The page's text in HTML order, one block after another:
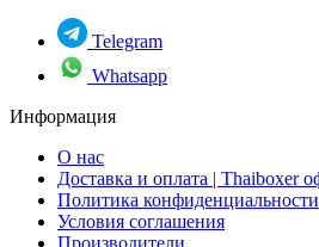
Telegram
Whatsapp
Информация
О нас
Доставка и оплата | Thaiboxer
Политика конфиденциальности
Условия соглашения